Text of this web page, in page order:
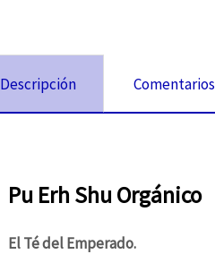
Descripción Comentarios
Pu Erh Shu Orgánico
El Té del Emperado.